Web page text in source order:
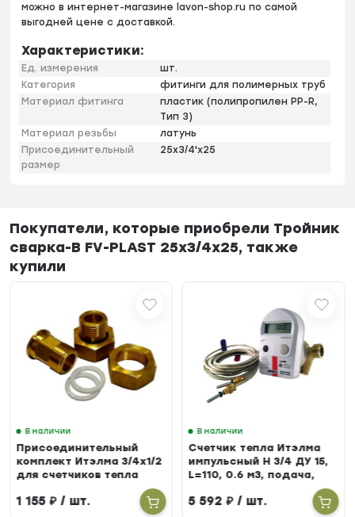
можно в интернет-магазине lavon-shop.ru по самой
выгодней цене с доставкой.
Характеристики:
Ед. измерения
шт.
Категория
фитинги для полимерных труб
Материал фитинга
пластик (полипропилен PP-R,
Тип 3)
Материал резьбы
латунь
Присоединительный
размер
25х3/4'х25
Покупатели, которые приобрели Тройник
сварка-В FV-PLAST 25х3/4х25, также
купили
В наличии
Присоединительный
комплект Итэлма 3/4х1/2
для счетчиков тепла
1 155₽/ шт.
В наличии
Счетчик тепла Итэлма
импульсный Н 3/4 ДУ 15,
L=110, 0.6 м3, подача,
5 592₽/ шт.